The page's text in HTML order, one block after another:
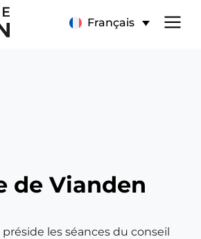
Français
de Vianden
les séances du conseil